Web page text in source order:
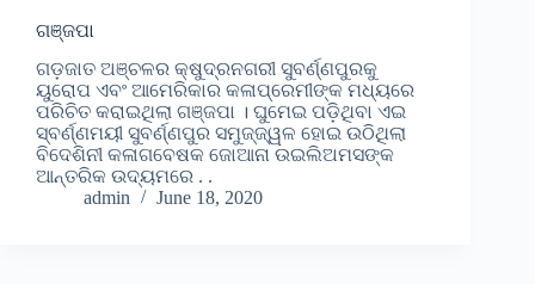
ଗଞ୍ଜପା
ଗଡ଼ଜାତ ଅଞ୍ଚଳର କ୍ଷୁଦ୍ରନଗରୀ ସୁବର୍ଣ୍ଣପୁରକୁ
ୟୁରୋପ ଏବଂ ଆମେରିକାର କଳାପ୍ରେମୀଙ୍କ ମଧ୍ୟରେ
ପରିଚିତ କରାଇଥିଲା ଗଞ୍ଜପା । ଘୁମେଇ ପଡ଼ିଥିବା ଏଇ
ସ୍ବର୍ଣ୍ଣମୟୀ ସୁବର୍ଣ୍ଣପୁର ସମୁଜ୍ଜ୍ୱଳ ହୋଇ ଉଠିଥିଲା
ବିଦେଶିନୀ କଳାଗବେଷକ ଜୋଆନା ଉଇଲିଅମସଙ୍କ
ଆନ୍ତରିକ ଉଦ୍ୟମରେ . .
admin
June 18, 2020